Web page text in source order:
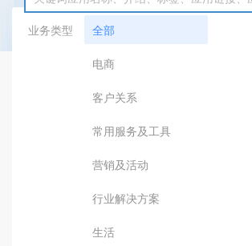
业务类型
全部
电商
客户关系
常用服务及工具
营销及活动
行业解决方案
生活